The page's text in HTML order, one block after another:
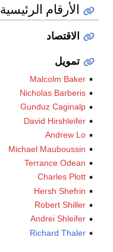
الأرقام الرئيسية
الاقتصاد
تمويل
Malcolm Baker
Nicholas Barberis
Gunduz Caginalp
David Hirshleifer
Andrew Lo
Michael Mauboussin
Terrance Odean
Charles Plott
Hersh Shefrin
Robert Shiller
Andrei Shleifer
Richard Thaler